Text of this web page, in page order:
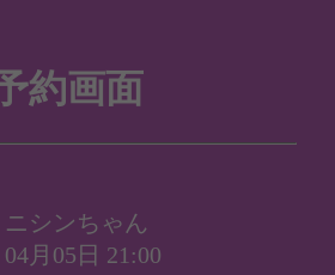
約画面
ニシンちゃん
月05日 21:00